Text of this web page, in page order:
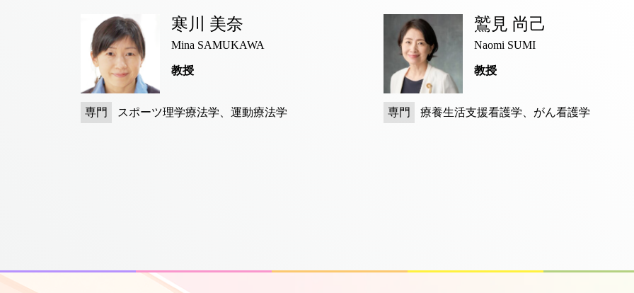
寒川 美奈
Mina SAMUKAWA
教授
専門 スポーツ理学療法学、運動療法学
鷲見 尚己
Naomi SUMI
教授
専門 療養生活支援看護学、がん看護学